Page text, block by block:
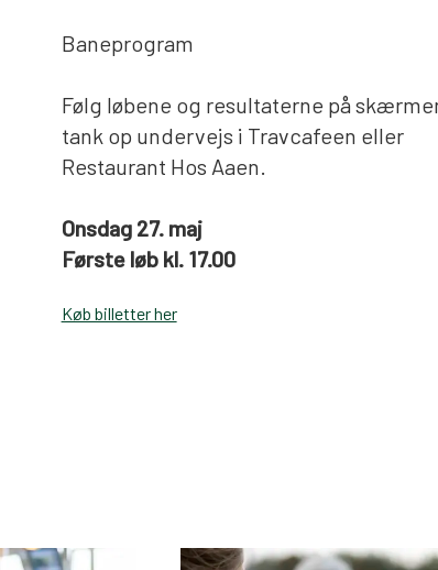
Baneprogram
Følg løbene og resultaterne på
tank op undervejs i Travcafeen eller
Restaurant Hos Aaen.
Onsdag 27. maj
Første løb kl. 17.00
Køb billetter her